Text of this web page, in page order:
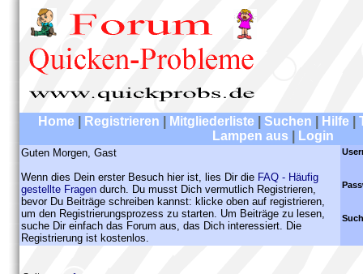
Home Registrieren Mitgliederliste Suchen Hilfe
Lampen aus
Login
Guten Morgen, Gast
Wenn dies Dein erster Besuch hier ist, lies Dir die FAQ - Häufig
gestellte Fragen durch. Du musst Dich vermutlich Registrieren,
bevor Du Beiträge schreiben kannst: klicke oben auf registrieren,
um den Registrierungsprozess zu starten. Um Beiträge zu lesen,
suche Dir einfach das Forum aus, das Dich interessiert. Die
Registrierung ist kostenlos.